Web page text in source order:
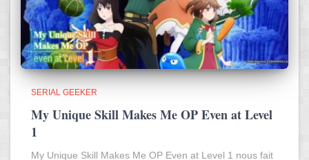
SERIAL GEEKER
My Unique Skill Makes Me OP Even at Level
1
My Unique Skill Makes Me OP Even at Level 1 nous fait